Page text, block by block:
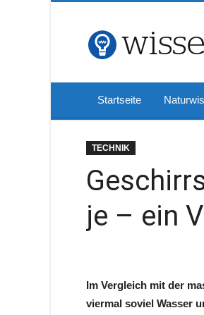
Startseite
TECHNIK
je – ein
Im Vergleich mit der
viermal soviel Wasser